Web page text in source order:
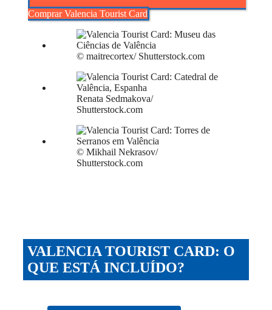
Comprar Valencia Tourist Card
© maitrecortex/ Shutterstock.com
Renata Sedmakova/
Shutterstock.com
© Mikhail Nekrasov/
Shutterstock.com
VALENCIA TOURIST CARD: O
QUE ESTÁ INCLUÍDO?